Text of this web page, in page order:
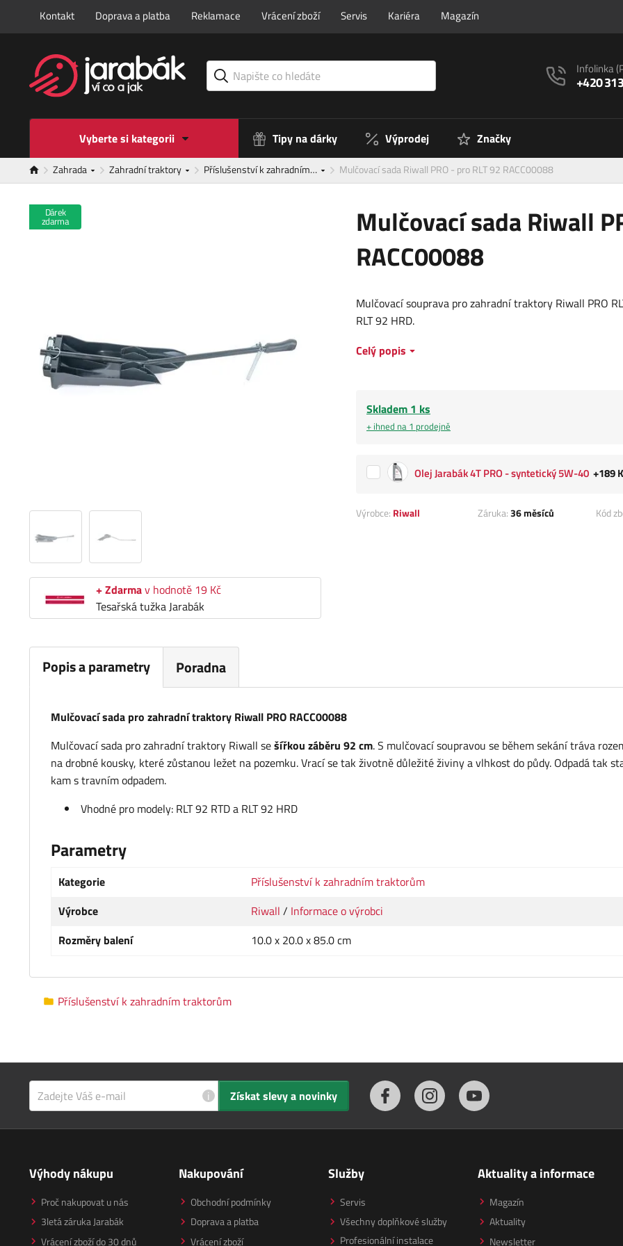
Kontakt Doprava a platba Reklamace Vrácení zboží Servis Kariéra Magazín
Infolinka
+420
Vyberte si kategorii Tipy na dárky Výprodej Značky
Zahrada Zahradní traktory Příslušenství k zahradním… Mulčovací sada Riwall PRO - pro RLT 92 RACC00088
Mulčovací sada Riwall
RACC00088
Dárek
zdarma
+ Zdarmav hodnotě 19 Kč
Tesařská tužka Jarabák
Mulčovací souprava pro zahradní traktory Riwall PRO
RLT 92 HRD.
Celý popis
Skladem 1 ks
+ ihned na 1 prodejně
Olej Jarabák 4T PRO - syntetický 5W-40 +189
Výrobce: Riwall Záruka:36 měsíců Kód
Popis a parametry Poradna
Mulčovací sada pro zahradní traktory Riwall PRO RACC00088
Mulčovací sada pro zahradní traktory Riwall sešířkou záběru 92 cm. S mulčovací soupravou se během sekání tráva
na drobné kousky, které zůstanou ležet na pozemku. Vrací se tak životně důležité živiny a vlhkost do půdy. Odpadá tak
kam s travním odpadem.
Vhodné pro modely: RLT 92 RTD a RLT 92 HRD
Parametry
Kategorie
Příslušenství k zahradním traktorům
Výrobce
Riwall / Informace o výrobci
Rozměry balení
10.0 x 20.0 x 85.0 cm
Příslušenství k zahradním traktorům
i Získat slevy a novinky
Výhody nákupu
Proč nakupovat u nás
3letá záruka Jarabák
Vrácení zboží do 30 dnů
Nakupování
Obchodní podmínky
Doprava a platba
Vrácení zboží
Služby
Servis
Všechny doplňkové služby
Profesionální instalace
Aktuality a informace
Magazín
Aktuality
Newsletter